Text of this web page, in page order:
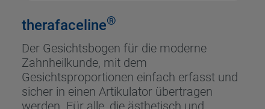
therafaceline®
Der Gesichtsbogen für die moderne
Zahnheilkunde, mit dem
Gesichtsproportionen einfach erfasst und
sicher in einen Artikulator übertragen
werden. Für alle, die ästhetisch und